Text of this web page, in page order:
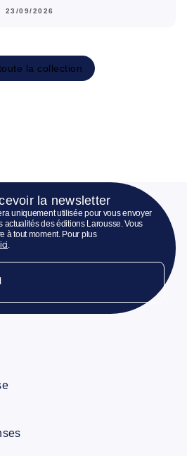
23/09/2026
la collection
la newsletter
uniquement utilisée pour vous envoyer
actualités des éditions Larousse. Vous
à tout moment. Pour plus
.